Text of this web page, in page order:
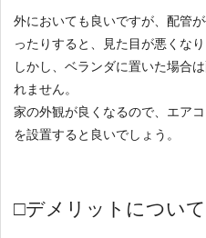
外においても良いですが、配管
ったりすると、見た目が悪くなり
しかし、ベランダに置いた場合
れません。
家の外観が良くなるので、エア
を設置すると良いでしょう。
□デメリットについて